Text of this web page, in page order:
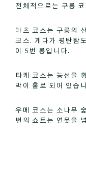
전체적으로는 구릉 코
마츠 코스는 구릉의
코스. 게다가 평탄함
이 5번 롱입니다.
타케 코스는 능선을
막이 홀로 되어 있습
우메 코스는 소나무
번의 쇼트는 연못을